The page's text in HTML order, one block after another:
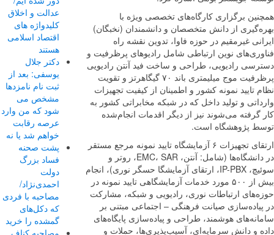
برگزاری کارگاه‌های تخصصی ویژه با
از دانش متخصصان و دانشمندان (نخبگان)
غیرمقیم در حوزه فاوا، تدوین نقشه راه
نوین ارتباطی شامل رادیوهای پرظرفیت و
رادیویی، طراحی و ساخت فید آنتن رادیویی
پرظرفیت موج میلیمتری باند ۷۰ گیگاهرتز و تقویت
تایید نمونه کشور و اطمینان از کیفیت تجهیزات
و تولید داخل که در شبکه مخابراتی کشور به
گرفته می‌شوند نیز از دیگر اقدمات انجام‌شده
پژوهشگاه است.
ارتقای تجهیزات ۶ آزمایشگاه تایید نمونه مرجع مستقر
در دانشگاه‌ها (شامل: آنتن، EMC، SAR، روتر و
سوئیچ، IP-PBX، ارتقای آزمایشگا حسگر نوری)، انجام
بیش از ۵۰۰ مورد خدمات آزمایشگاهی تایید نمونه در
ارتباطات نوری، رادیویی و شبکه، مشارکت
صیانت فرهنگی – اجتماعی مبتنی بر
هوشمند، طراحی و پیاده‌سازی پایگاه‌های
و دانش سرمایه‌ای، آسیب‌پذیری‌ها، حملات و
عدالت و اخلاق
کلیدواژه های
اقتصاد اسلامی
هستند
دکتر جلال
یوسفی: بعد از
ثبت نام نامزدها
مشخص می
شود که من وارد
عرصه رقابت
خواهم شد یا نه
پشت صحنه
فساد بزرگ
دولت
احمدی‌نژاد/
مصاحبه با فردی
که دکل‌های
گمشده را خرید